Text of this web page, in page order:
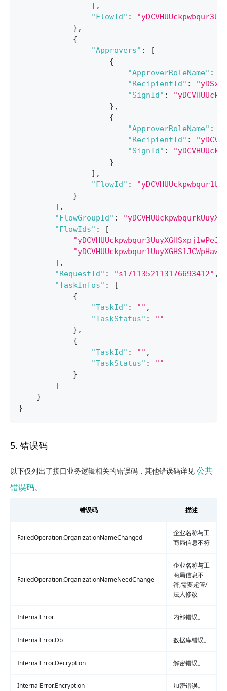
] ,
"FlowId" :
} ,
{
"Approvers" :
[
{
"ApproverRoleName" :
"RecipientId" :
"SignId" :
} ,
{
"ApproverRoleName" :
"RecipientId" :
"SignId" :
}
] ,
"FlowId" :
}
] ,
"FlowGroupId" :
"FlowIds" :
[
] ,
"RequestId" : "s1711352113176693412" ,
"TaskInfos" :
[
{
"TaskId" : "" ,
"TaskStatus" :
""
} ,
{
"TaskId" : "" ,
"TaskStatus" :
""
}
]
}
}
5. 错误码
以下仅列出了接口业务逻辑相关的错误码，其他错误码详见 公共
错误码。
错误码 描述
FailedOperation.OrganizationNameChanged
企业名称与工
商局信息不符
FailedOperation.OrganizationNameNeedChange
企业名称与工
商局信息不
符,需要超管/
法人修改
InternalError 内部错误。
InternalError.Db 数据库错误。
InternalError.Decryption 解密错误。
InternalError.Encryption 加密错误。